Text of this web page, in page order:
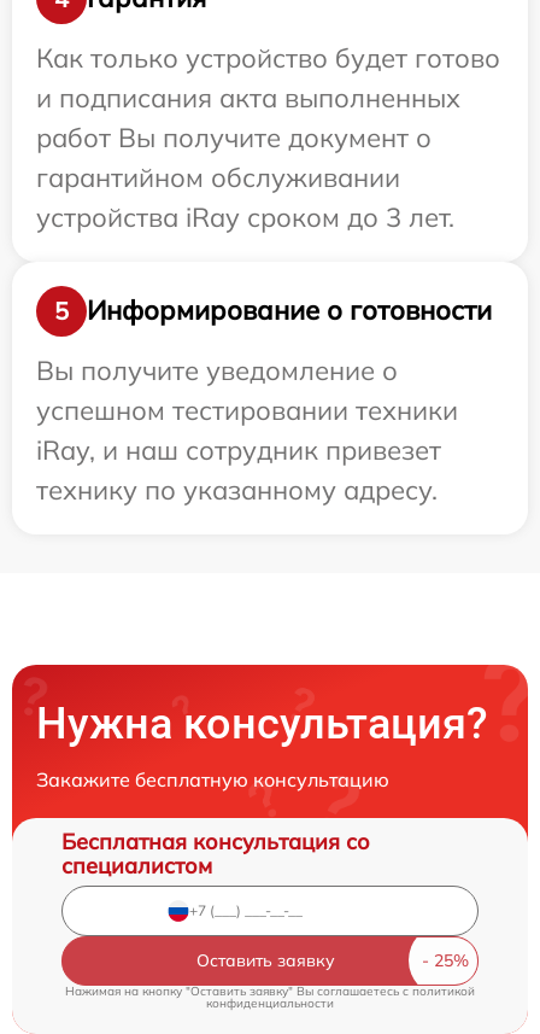
Как только устройство будет готово
и подписания акта выполненных
работ Вы получите документ о
гарантийном обслуживании
устройства iRay сроком до 3 лет.
5
Информирование о готовности
Вы получите уведомление о
успешном тестировании техники
iRay, и наш сотрудник привезет
технику по указанному адресу.
Нужна консультация?
Закажите бесплатную консультацию
Бесплатная консультация со
специалистом
Оставить заявку
Нажимая на кнопку "Оставить заявку" Вы соглашаетесь cполитикой
конфиденциальности